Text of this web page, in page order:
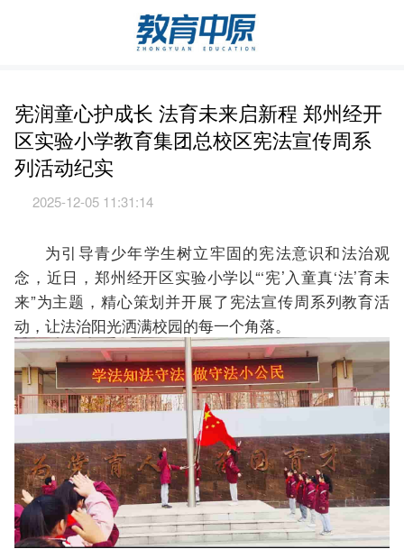
宪润童心护成长 法育未来启新程 郑州经开
区实验小学教育集团总校区宪法宣传周系
列活动纪实
2025-12-05 11:31:14
为引导青少年学生树立牢固的宪法意识和法治观
念，近日，郑州经开区实验小学以“‘宪’入童真‘法’育未
来”为主题，精心策划并开展了宪法宣传周系列教育活
动，让法治阳光洒满校园的每一个角落。